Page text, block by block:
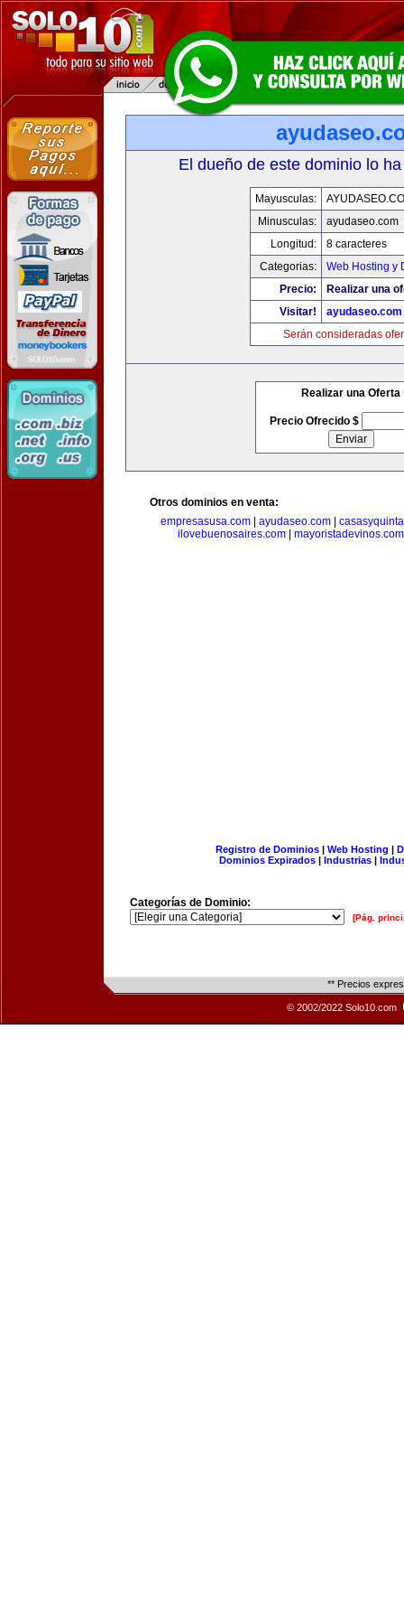
El dueño de este dominio lo
Mayusculas:
Minusculas:
ayudaseo.com
Longitud:
8 caracteres
Categorias:
Web Hosting y
Precio:
Realizar una
Visitar!
ayudaseo.com
Serán consideradas
Realizar una Oferta
Precio Ofrecido $
Otros dominios en venta:
empresasusa.com
ayudaseo.com
ilovebuenosaires.com| mayoristadevinos.com
Registro de Dominios| Web Hosting |
Dominios Expirados | Industrias |
Categorías de Dominio:
[Pág.
** Precios
© 2002/2022 Solo10.com